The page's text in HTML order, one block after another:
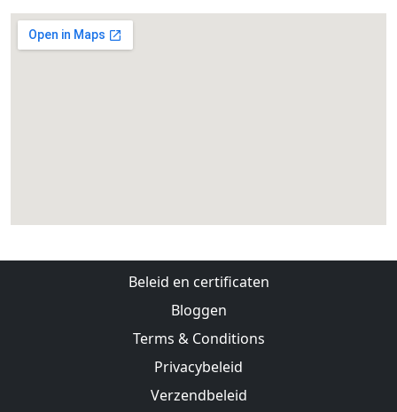
Beleid en certificaten
Bloggen
Terms & Conditions
Privacybeleid
Verzendbeleid